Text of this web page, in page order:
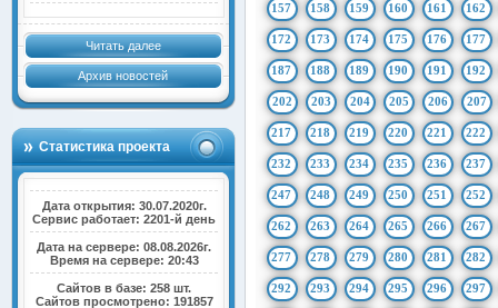
Читать далее
Архив новостей
Статистика проекта
Дата открытия: 30.07.2020г.
Сервис работает: 2201-й день
Дата на сервере: 08.08.2026г.
Время на сервере: 20:43
Сайтов в базе: 258 шт.
Сайтов просмотрено: 191857
157 158 159 160 161 162
172 173 174 175 176 177
187 188 189 190 191 192
202 203 204 205 206 207
217 218 219 220 221 222
232 233 234 235 236 237
247 248 249 250 251 252
262 263 264 265 266 267
277 278 279 280 281 282
292 293 294 295 296 297